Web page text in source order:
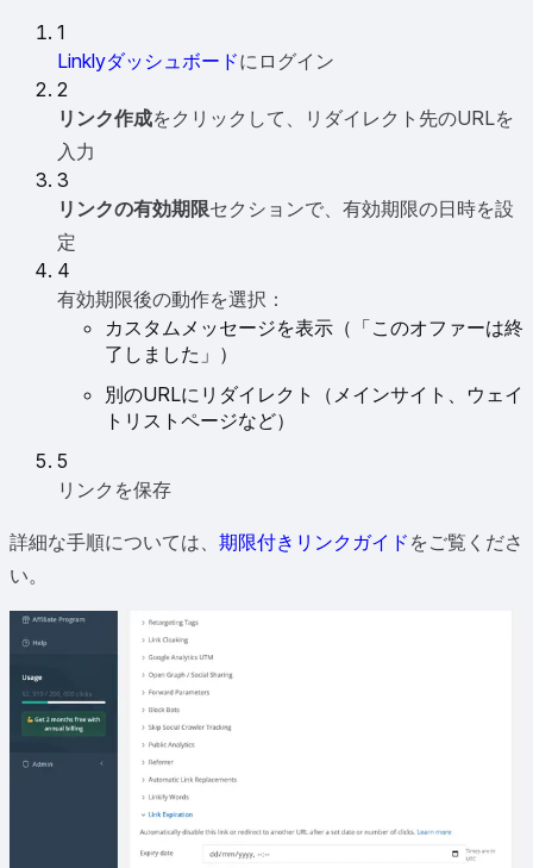
1
Linklyダッシュボードにログイン
2
リンク作成をクリックして、リダイレクト先のURLを
入力
3
リンクの有効期限セクションで、有効期限の日時を設
定
4
有効期限後の動作を選択：
カスタムメッセージを表示（「このオファーは終
了しました」）
別のURLにリダイレクト（メインサイト、ウェイ
トリストページなど）
5
リンクを保存
詳細な手順については、 期限付きリンクガイド をご覧くださ
い。